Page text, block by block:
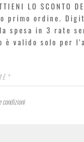
LO SCONTO
ordine. Digita
in 3 rate
valido solo per